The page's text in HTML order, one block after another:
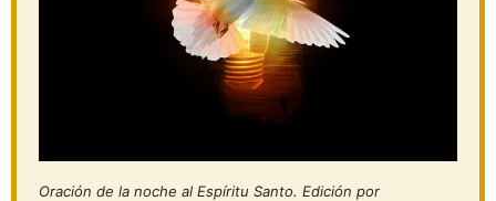
Oración de la noche al Espíritu Santo. Edición por